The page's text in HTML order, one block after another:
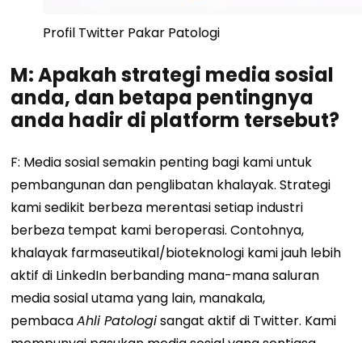
Profil Twitter Pakar Patologi
M: Apakah strategi media sosial
anda, dan betapa pentingnya
anda hadir di platform tersebut?
F: Media sosial semakin penting bagi kami untuk
pembangunan dan penglibatan khalayak. Strategi
kami sedikit berbeza merentasi setiap industri
berbeza tempat kami beroperasi. Contohnya,
khalayak farmaseutikal/bioteknologi kami jauh lebih
aktif di LinkedIn berbanding mana-mana saluran
media sosial utama yang lain, manakala,
pembacaAhli Patologisangat aktif di Twitter. Kami